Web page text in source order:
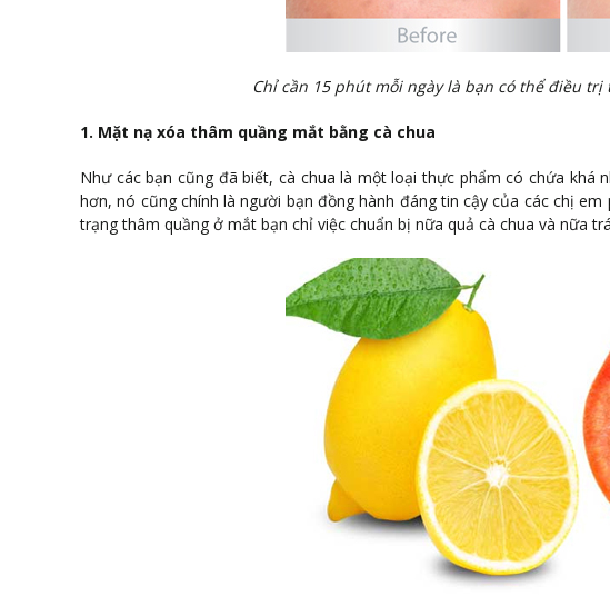
Chỉ cần 15 phút mỗi ngày là bạn có thể điều
1. Mặt nạ xóa thâm quầng mắt bằng cà chua
Như các bạn cũng đã biết, cà chua là một loại thực phẩm có chứa
hơn, nó cũng chính là người bạn đồng hành đáng tin cậy của các chị
trạng thâm quầng ở mắt bạn chỉ việc chuẩn bị nữa quả cà chua và nữa